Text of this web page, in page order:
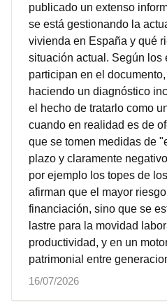
publicado un extenso
se está gestionando la
vivienda en España y qué
situación actual. Según los
participan en el
haciendo un diagnóstico
el hecho de tratarlo como
cuando en realidad es de
que se tomen medidas de
plazo y claramente
por ejemplo los topes de
afirman que el mayor
financiación, sino que se
lastre para la movidad
productividad, y en un
patrimonial entre
16/07/2026